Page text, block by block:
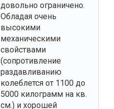
довольно ограничено.
Обладая очень
высокими
механическими
свойствами
(сопротивление
раздавливанию
колеблется от 1100 до
5000 килограмм на кв.
см.) и хорошей